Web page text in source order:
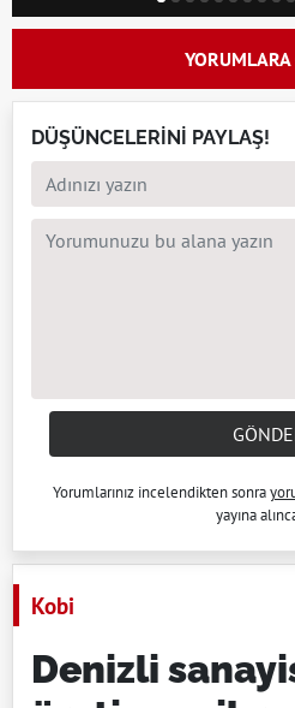
DÜŞÜNCELERİNİ PAYLAŞ!
Yorumlarınız incelendikten sonra
yayına
Kobi
Denizli